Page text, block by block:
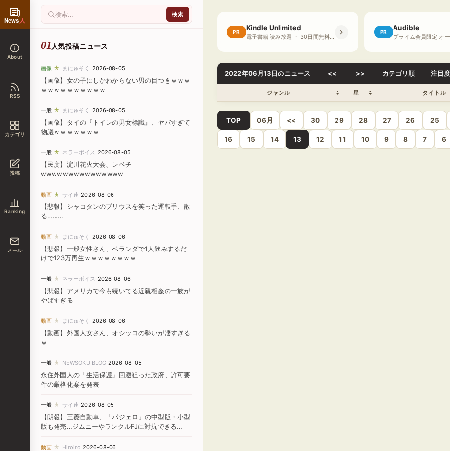
News人
About
RSS
カテゴリ
投稿
Ranking
メール
人気投稿ニュース
画像 ★ まにゅそく 2026-08-05
【画像】女の子にしかわからない男の目つきｗｗｗ
ｗｗｗｗｗｗｗｗｗｗ
一般 ★ まにゅそく 2026-08-05
【画像】タイの『トイレの男女標識』、ヤバすぎて
物議ｗｗｗｗｗｗｗ
一般 ★ ネラーボイス 2026-08-05
【民度】淀川花火大会、レベチ
wwwwwwwwwwwwwww
動画 ★ サイ速 2026-08-06
【悲報】シャコタンのプリウスを笑った運転手、散
る………
動画 ★ まにゅそく 2026-08-06
【悲報】一般女性さん、ベランダで1人飲みするだ
けで123万再生ｗｗｗｗｗｗｗｗ
一般 ★ ネラーボイス 2026-08-06
【悲報】アメリカで今も続いてる近親相姦の一族が
やばすぎる
動画 ★ まにゅそく 2026-08-06
【動画】外国人女さん、オシッコの勢いが凄すぎる
ｗ
一般 ★ NEWSOKU BLOG 2026-08-05
永住外国人の「生活保護」回避狙った政府、許可要
件の厳格化案を発表
一般 ★ サイ速 2026-08-05
【朗報】三菱自動車、「パジェロ」の中型版・小型
版も発売…ジムニーやランクルFJに対抗できる
動画 ★ Hiroiro 2026-08-06
PR Kindle Unlimited
電子書籍 読み放題 ・ 30日間無料体験
PR Audible
2022年06月13日のニュース << >> カテゴリ順 注目
ジャンル 星 タイトル
TOP 06月 << 30 29 28 27 26 25
16 15 14 13 12 11 10 9 8 7 6